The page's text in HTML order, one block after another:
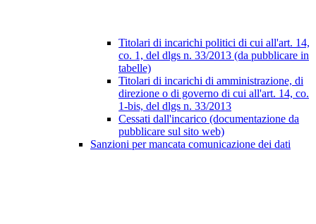
Titolari di incarichi politici di cui all'art. 14,
co. 1, del dlgs n. 33/2013 (da pubblicare in
tabelle)
Titolari di incarichi di amministrazione, di
direzione o di governo di cui all'art. 14, co.
1-bis, del dlgs n. 33/2013
Cessati dall'incarico (documentazione da
pubblicare sul sito web)
Sanzioni per mancata comunicazione dei dati